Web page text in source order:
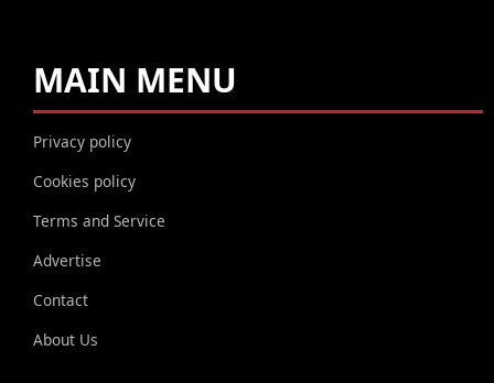
MAIN MENU
Privacy policy
Cookies policy
Terms and Service
Advertise
Contact
About Us